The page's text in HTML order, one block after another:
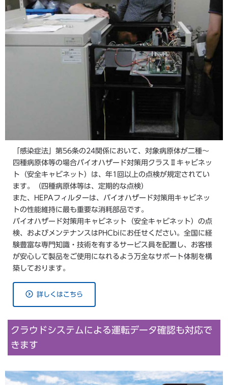
「感染症法」第56条の24関係において、対象病原体が二種～
四種病原体等の場合バイオハザード対策用クラスⅡキャビネッ
ト（安全キャビネット）は、年1回以上の点検が規定されてい
ます。（四種病原体等は、定期的な点検）
また、HEPAフィルターは、バイオハザード対策用キャビネッ
トの性能維持に最も重要な消耗部品です。
バイオハザード対策用キャビネット（安全キャビネット）の点
検、およびメンテナンスはPHCbiにお任せください。全国に経
験豊富な専門知識・技術を有するサービス員を配置し、お客様
が安心して製品をご使用になれるよう万全なサポート体制を構
築しております。
詳しくはこちら
クラウドシステムによる運転データ確認も対応で
きます